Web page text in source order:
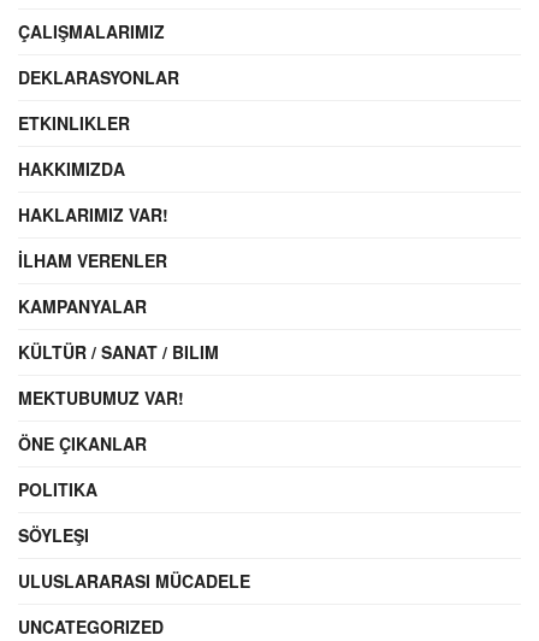
ÇALIŞMALARIMIZ
DEKLARASYONLAR
ETKINLIKLER
HAKKIMIZDA
HAKLARIMIZ VAR!
İLHAM VERENLER
KAMPANYALAR
KÜLTÜR / SANAT / BILIM
MEKTUBUMUZ VAR!
ÖNE ÇIKANLAR
POLITIKA
SÖYLEŞI
ULUSLARARASI MÜCADELE
UNCATEGORIZED